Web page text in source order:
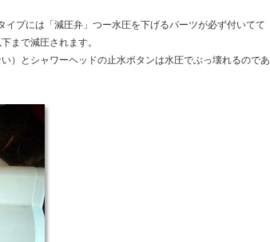
イプには「減圧弁」つー水圧を下げるパーツが必ず付いてて
まで減圧されます。
）とシャワーヘッドの止水ボタンは水圧でぶっ壊れるのであ